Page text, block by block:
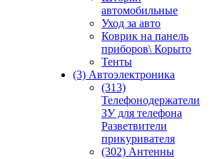
автомобильные
Уход за авто
Коврик на панель
приборов\ Корыто
Тенты
(3) Автоэлектроника
(313)
Телефонодержатели
ЗУ для телефона
Разветвители
прикуривателя
(302) Антенны